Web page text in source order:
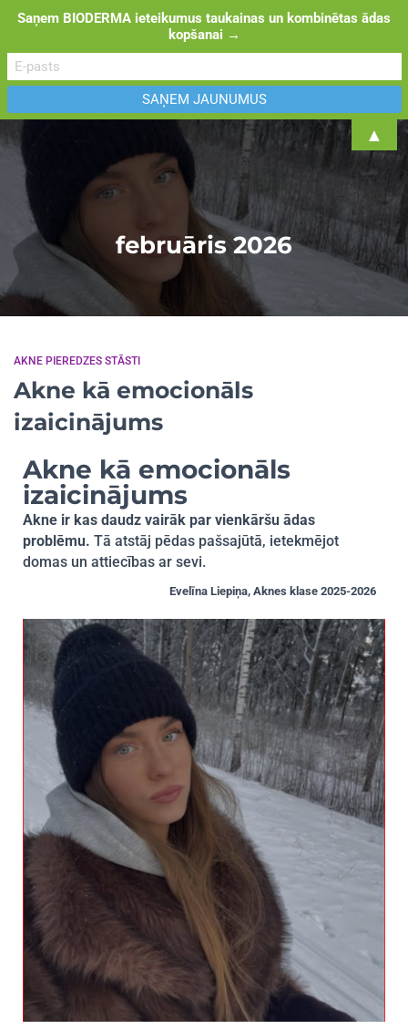
februāris 2026
AKNE PIEREDZES STĀSTI
Akne kā emocionāls
izaicinājums
Akne kā emocionāls
izaicinājums
Akne ir kas daudz vairāk par vienkāršu ādas
problēmu. Tā atstāj pēdas pašsajūtā, ietekmējot
domas un attiecības ar sevi.
Evelīna Liepiņa, Aknes klase 2025-2026
Saņem BIODERMA ieteikumus taukainas un kombinētas ādas
kopšanai →
▲